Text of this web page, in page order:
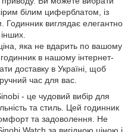
білим циферблатом, із
виглядає елегантно
яка не вдарить по вашому
в нашому інтернет-
доставку в Україні, щоб
час для вас.
- це чудовий вибір для
та стиль. Цей годинник
та задоволення. Не
Watch за вигідною ціною і